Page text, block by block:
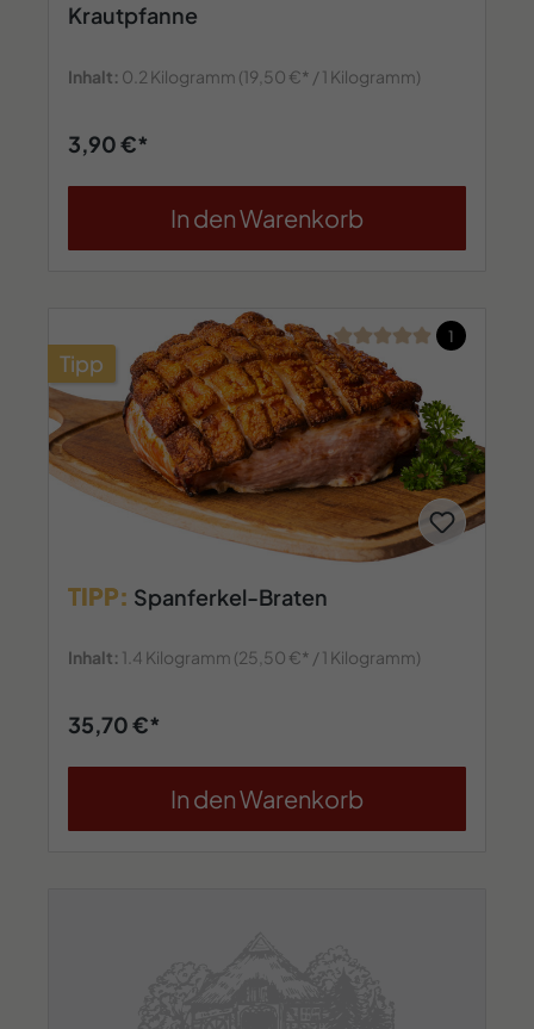
Krautpfanne
Inhalt: 0.2 Kilogramm (19,50 €* / 1 Kilogramm)
3,90 €*
In den Warenkorb
Tipp
Durchschnittliche
1
TIPP: Spanferkel-Braten
Inhalt: 1.4 Kilogramm (25,50 €* / 1 Kilogramm)
35,70 €*
In den Warenkorb